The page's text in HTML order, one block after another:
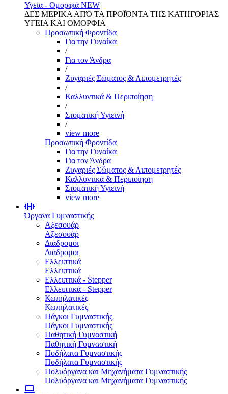
Υγεία - Ομορφιά NEW
ΔΕΣ ΜΕΡΙΚΑ ΑΠΌ ΤΑ ΠΡΟΪΌΝΤΑ ΤΗΣ ΚΑΤΗΓΟΡΙΑΣ
ΥΓΕΙΑ ΚΑΙ ΟΜΟΡΦΙΑ
Προσωπική Φροντίδα
Για την Γυναίκα
/
Για τον Άνδρα
/
Ζυγαριές Σώματος & Λιπομετρητές
/
Καλλυντικά & Περιποίηση
/
Στοματική Υγιεινή
/
view more
Προσωπική Φροντίδα
Για την Γυναίκα
Για τον Άνδρα
Ζυγαριές Σώματος & Λιπομετρητές
Καλλυντικά & Περιποίηση
Στοματική Υγιεινή
view more
Όργανα Γυμναστικής
Αξεσουάρ
Αξεσουάρ
Διάδρομοι
Διάδρομοι
Ελλειπτικά
Ελλειπτικά
Ελλειπτικά - Stepper
Ελλειπτικά - Stepper
Κωπηλατικές
Κωπηλατικές
Πάγκοι Γυμναστικής
Πάγκοι Γυμναστικής
Παθητική Γυμναστική
Παθητική Γυμναστική
Ποδήλατα Γυμναστικής
Ποδήλατα Γυμναστικής
Πολυόργανα και Μηχανήματα Γυμναστικής
Πολυόργανα και Μηχανήματα Γυμναστικής